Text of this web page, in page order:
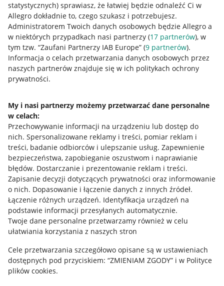
statystycznych) sprawiasz, że łatwiej będzie odnaleźć Ci w
Allegro dokładnie to, czego szukasz i potrzebujesz.
Administratorem Twoich danych osobowych będzie Allegro a
w niektórych przypadkach nasi partnerzy (17 partnerów), w
tym tzw. “Zaufani Partnerzy IAB Europe” (9 partnerów).
Informacja o celach przetwarzania danych osobowych przez
naszych partnerów znajduje się w ich politykach ochrony
prywatności.
My i nasi partnerzy możemy przetwarzać dane personalne
w celach:
Przechowywanie informacji na urządzeniu lub dostęp do
nich. Spersonalizowane reklamy i treści, pomiar reklam i
treści, badanie odbiorców i ulepszanie usług. Zapewnienie
bezpieczeństwa, zapobieganie oszustwom i naprawianie
błędów. Dostarczanie i prezentowanie reklam i treści.
Zapisanie decyzji dotyczących prywatności oraz informowanie
o nich. Dopasowanie i łączenie danych z innych źródeł.
Łączenie różnych urządzeń. Identyfikacja urządzeń na
podstawie informacji przesyłanych automatycznie.
Twoje dane personalne przetwarzamy również w celu
ułatwiania korzystania z naszych stron
Cele przetwarzania szczegółowo opisane są w ustawieniach
dostępnych pod przyciskiem: “ZMIENIAM ZGODY” i w Polityce
plików cookies.
Przydatne informacje
Jak to działa
Allegro Gadane dla sprzedających
Allegro Gadane dla kupujących
Mapa miejscowości
Informacje prawne
Regulamin
Polityka plików "cookies"
Ustawienia plików "cookies"
Udostępnianie lokalizacji
Informacje dla Aktu o Usługach Cyfrowych